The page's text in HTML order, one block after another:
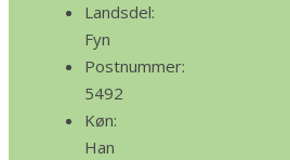
Landsdel:
Fyn
Postnummer:
5492
Køn:
Han